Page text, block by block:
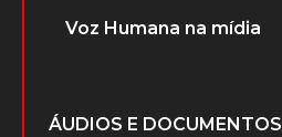
Voz Humana na mídia
ÁUDIOS E DOCUMENTOS